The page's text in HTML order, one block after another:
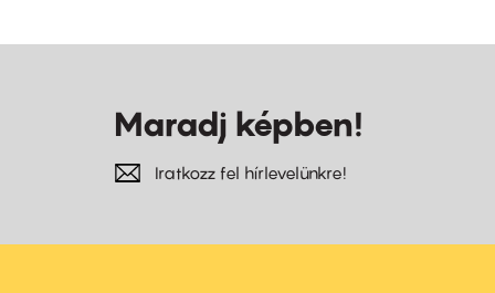
Maradj képben!
Iratkozz fel hírlevelünkre!